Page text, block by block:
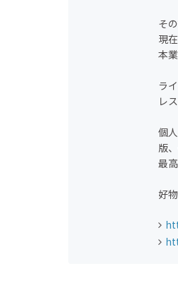
そ
現
本
ラ
レ
個
版
最
好